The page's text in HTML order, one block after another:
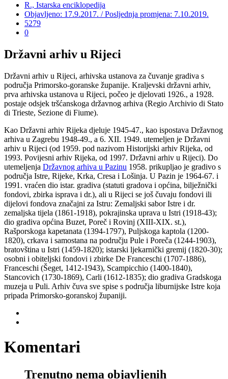
R., Istarska enciklopedija
Objavljeno: 17.9.2017. / Posljednja promjena: 7.10.2019.
5279
0
Državni arhiv u Rijeci
Državni arhiv u Rijeci, arhivska ustanova za čuvanje gradiva s
područja Primorsko-goranske županije. Kraljevski državni arhiv,
prva arhivska ustanova u Rijeci, počeo je djelovati 1926., a 1928.
postaje odsjek tršćanskoga državnog arhiva (Regio Archivio di Stato
di Trieste, Sezione di Fiume).
Kao Državni arhiv Rijeka djeluje 1945-47., kao ispostava Državnog
arhiva u Zagrebu 1948-49., a 6. XII. 1949. utemeljen je Državni
arhiv u Rijeci (od 1959. pod nazivom Historijski arhiv Rijeka, od
1993. Povijesni arhiv Rijeka, od 1997. Državni arhiv u Rijeci). Do
utemeljenja Državnog arhiva u Pazinu 1958. prikupljao je gradivo s
područja Istre, Rijeke, Krka, Cresa i Lošinja. U Pazin je 1964-67. i
1991. vraćen dio istar. gradiva (statuti gradova i općina, bilježnički
fondovi, zbirka isprava i dr.), ali u Rijeci se još čuvaju fondovi ili
dijelovi fondova značajni za Istru: Zemaljski sabor Istre i dr.
zemaljska tijela (1861-1918), pokrajinska uprava u Istri (1918-43);
dio gradiva općina Buzet, Poreč i Rovinj (XIII-XIX. st.),
Rašporskoga kapetanata (1394-1797), Puljskoga kaptola (1200-
1820), crkava i samostana na području Pule i Poreča (1244-1903),
bratovština u Istri (1459-1820); istarski ljekarnički gremij (1820-30);
osobni i obiteljski fondovi i zbirke De Franceschi (1707-1886),
Franceschi (Šeget, 1412-1943), Scampicchio (1400-1840),
Stancovich (1730-1869), Carli (1612-1835); dio gradiva Gradskoga
muzeja u Puli. Arhiv čuva sve spise s područja liburnijske Istre koja
pripada Primorsko-goranskoj županiji.
Komentari
Trenutno nema objavljenih